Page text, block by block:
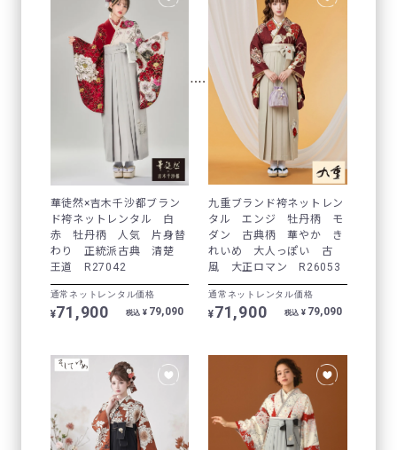
華徒然×吉木千沙都ブラン
ド袴ネットレンタル 白
赤 牡丹柄 人気 片身替
わり 正統派古典 清楚
王道 R27042
通常ネットレンタル価格
¥71,900 税込 ¥ 79,090
九重ブランド袴ネットレン
タル エンジ 牡丹柄 モ
ダン 古典柄 華やか き
れいめ 大人っぽい 古
風 大正ロマン R26053
通常ネットレンタル価格
¥71,900 税込 ¥ 79,090